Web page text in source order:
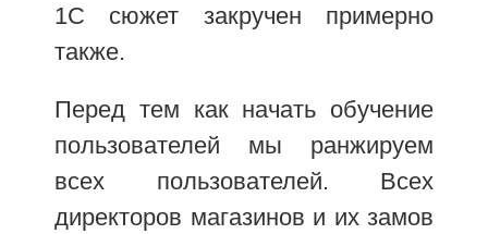
1С сюжет закручен примерно
также.
Перед тем как начать обучение
пользователей мы ранжируем
всех пользователей. Всех
директоров магазинов и их замов